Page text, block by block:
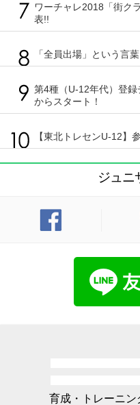
ワーチャレ2018「街ク
表!!
「全員出場」という言
第4種（U-12年代）登
からスタート！
【東北トレセンU-12】
ジュニ
育成・トレーニン